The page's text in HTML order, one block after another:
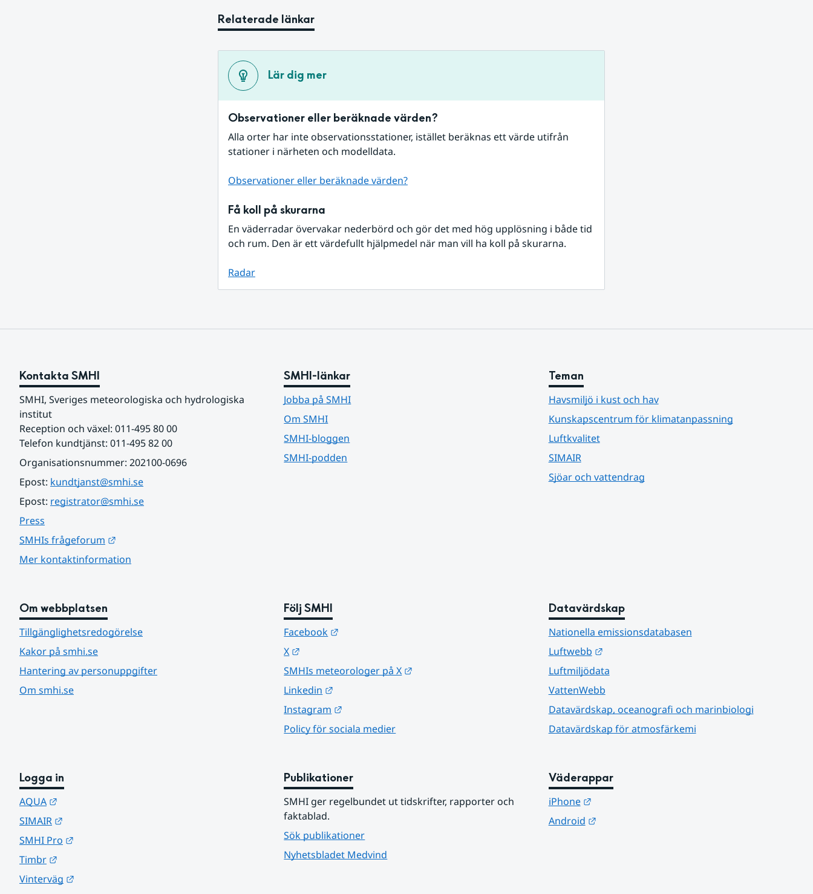
Relaterade länkar
Lär dig mer
Observationer eller beräknade värden?
Alla orter har inte observationsstationer, istället beräknas ett värde utifrån
stationer i närheten och modelldata.
Observationer eller beräknade värden?
Få koll på skurarna
En väderradar övervakar nederbörd och gör det med hög upplösning i både tid
och rum. Den är ett värdefullt hjälpmedel när man vill ha koll på skurarna.
Radar
Kontakta SMHI
SMHI, Sveriges meteorologiska och hydrologiska
institut
Reception och växel: 011-495 80 00
Telefon kundtjänst: 011-495 82 00
Organisationsnummer: 202100-0696
Epost: kundtjanst@smhi.se
Epost: registrator@smhi.se
Press
SMHIs frågeforum
Mer kontaktinformation
SMHI-länkar
Jobba på SMHI
Om SMHI
SMHI-bloggen
SMHI-podden
Teman
Havsmiljö i kust och hav
Kunskapscentrum för klimatanpassning
Luftkvalitet
SIMAIR
Sjöar och vattendrag
Om webbplatsen
Tillgänglighetsredogörelse
Kakor på smhi.se
Hantering av personuppgifter
Om smhi.se
Följ SMHI
Facebook
X
SMHIs meteorologer på X
Linkedin
Instagram
Policy för sociala medier
Datavärdskap
Nationella emissionsdatabasen
Luftwebb
Länk till annan webbplats.
Luftmiljödata
VattenWebb
Datavärdskap, oceanografi och marinbiologi
Datavärdskap för atmosfärkemi
Logga in
AQUA
SIMAIR
SMHI Pro
Timbr
Vinterväg
Publikationer
SMHI ger regelbundet ut tidskrifter, rapporter och
faktablad.
Sök publikationer
Nyhetsbladet Medvind
Väderappar
iPhone
Länk till annan webbplats.
Android
Länk till annan webbplats.